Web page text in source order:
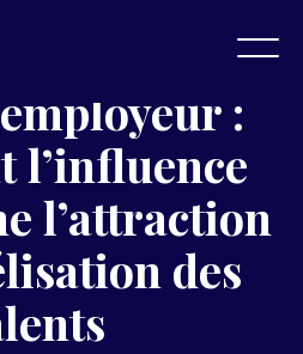
:
l’influence
l’attraction
des